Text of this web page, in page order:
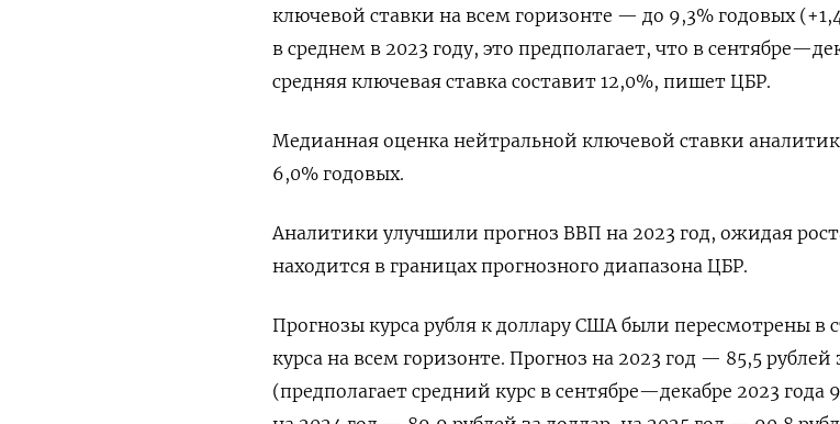
ключевой ставки на всем горизонте — до 9,3% годовых
в среднем в 2023 году, это предполагает, что в
средняя ключевая ставка составит 12,0%, пишет ЦБР.
Медианная оценка нейтральной ключевой ставки
6,0% годовых.
Аналитики улучшили прогноз ВВП на 2023 год, ожидая
находится в границах прогнозного диапазона ЦБР.
Прогнозы курса рубля к доллару США были пересмотрены в
курса на всем горизонте. Прогноз на 2023 год — 85,5 рублей
(предполагает средний курс в сентябре—декабре 2023 года